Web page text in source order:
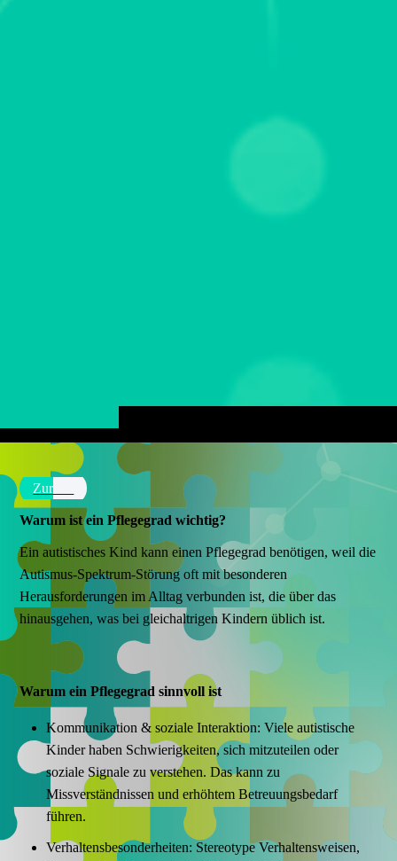
Zurück
Warum ist ein Pflegegrad wichtig?
Ein autistisches Kind kann einen Pflegegrad benötigen, weil die
Autismus-Spektrum-Störung oft mit besonderen
Herausforderungen im Alltag verbunden ist, die über das
hinausgehen, was bei gleichaltrigen Kindern üblich ist.
Warum ein Pflegegrad sinnvoll ist
Kommunikation & soziale Interaktion: Viele autistische
Kinder haben Schwierigkeiten, sich mitzuteilen oder
soziale Signale zu verstehen. Das kann zu
Missverständnissen und erhöhtem Betreuungsbedarf
führen.
Verhaltensbesonderheiten: Stereotype Verhaltensweisen,